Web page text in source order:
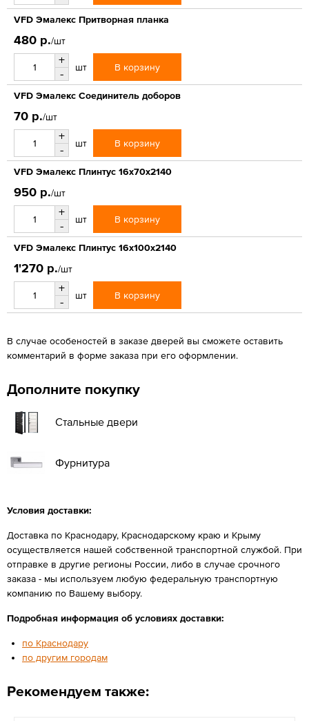
VFD Эмалекс Притворная планка
480 р./шт
+
-
шт В корзину
VFD Эмалекс Соединитель доборов
70 р./шт
+
-
шт В корзину
VFD Эмалекс Плинтус 16x70x2140
950 р./шт
+
-
шт В корзину
VFD Эмалекс Плинтус 16x100x2140
1'270 р./шт
+
-
шт В корзину
В случае особеностей в заказе дверей вы сможете оставить
комментарий в форме заказа при его оформлении.
Дополните покупку
Стальные двери
Фурнитура
Условия доставки:
Доставка по Краснодару, Краснодарскому краю и Крыму
осуществляется нашей собственной транспортной службой. При
отправке в другие регионы России, либо в случае срочного
заказа - мы используем любую федеральную транспортную
компанию по Вашему выбору.
Подробная информация об условиях доставки:
по Краснодару
по другим городам
Рекомендуем также: